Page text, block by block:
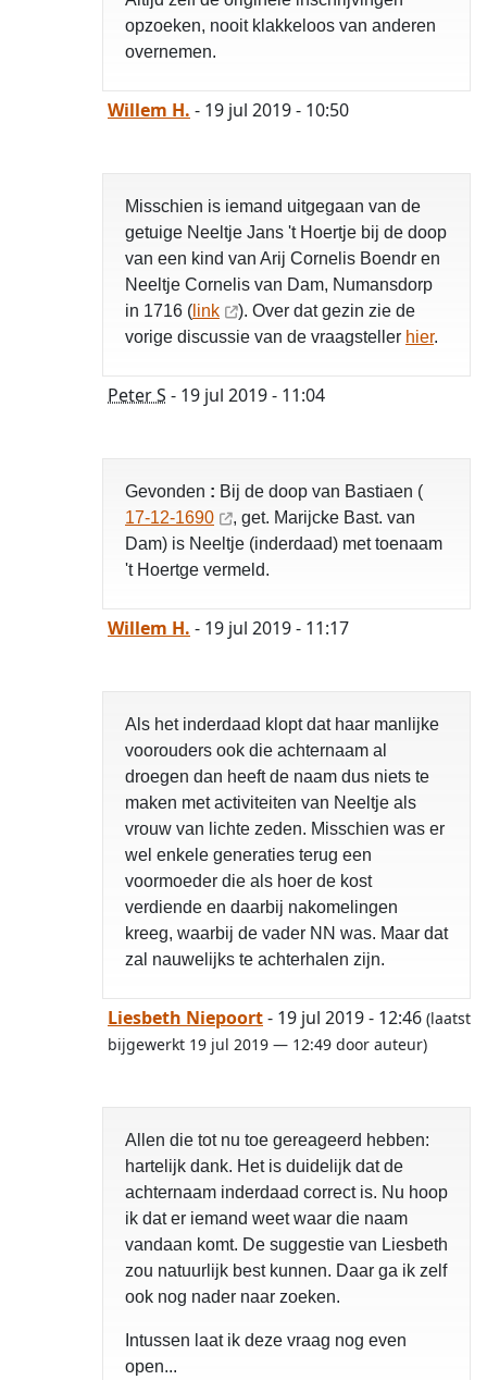
opzoeken, nooit klakkeloos van anderen
overnemen.
Willem H. - 19 jul 2019 - 10:50
Misschien is iemand uitgegaan van de
getuige Neeltje Jans 't Hoertje bij de doop
van een kind van Arij Cornelis Boendr en
Neeltje Cornelis van Dam, Numansdorp
in 1716 ( link
). Over dat gezin zie de
vorige discussie van de vraagsteller hier.
Peter S - 19 jul 2019 - 11:04
Gevonden : Bij de doop van Bastiaen (
17-12-1690
, get. Marijcke Bast. van
Dam) is Neeltje (inderdaad) met toenaam
't Hoertge vermeld.
Willem H. - 19 jul 2019 - 11:17
Als het inderdaad klopt dat haar manlijke
voorouders ook die achternaam al
droegen dan heeft de naam dus niets te
maken met activiteiten van Neeltje als
vrouw van lichte zeden. Misschien was er
wel enkele generaties terug een
voormoeder die als hoer de kost
verdiende en daarbij nakomelingen
kreeg, waarbij de vader NN was. Maar dat
zal nauwelijks te achterhalen zijn.
Liesbeth Niepoort- 19 jul 2019 - 12:46 (laatst
bijgewerkt 19 jul 2019 — 12:49 door auteur)
Allen die tot nu toe gereageerd hebben:
hartelijk dank. Het is duidelijk dat de
achternaam inderdaad correct is. Nu hoop
ik dat er iemand weet waar die naam
vandaan komt. De suggestie van Liesbeth
zou natuurlijk best kunnen. Daar ga ik zelf
ook nog nader naar zoeken.
Intussen laat ik deze vraag nog even
open...